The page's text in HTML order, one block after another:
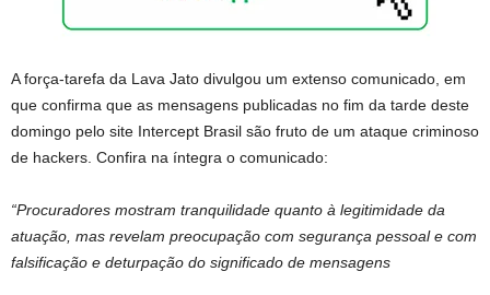
A força-tarefa da Lava Jato divulgou um extenso comunicado, em
que confirma que as mensagens publicadas no fim da tarde deste
domingo pelo site Intercept Brasil são fruto de um ataque criminoso
de hackers. Confira na íntegra o comunicado:
“Procuradores mostram tranquilidade quanto à legitimidade da
atuação, mas revelam preocupação com segurança pessoal e com
falsificação e deturpação do significado de mensagens